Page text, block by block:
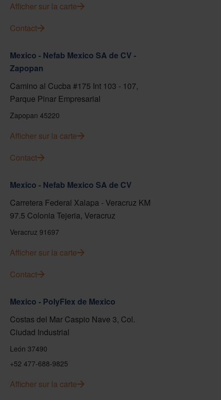
Afficher sur la carte
Contact
Mexico - Nefab Mexico SA de CV -
Zapopan
Camino al Cucba #175 Int 103 - 107,
Parque Pinar Empresarial
Zapopan 45220
Afficher sur la carte
Contact
Mexico - Nefab Mexico SA de CV
Carretera Federal Xalapa - Veracruz KM
97.5 Colonia Tejeria, Veracruz
Veracruz 91697
Afficher sur la carte
Contact
Mexico - PolyFlex de Mexico
Costas del Mar Caspio Nave 3, Col.
Ciudad Industrial
León 37490
+52 477-688-9825
Afficher sur la carte